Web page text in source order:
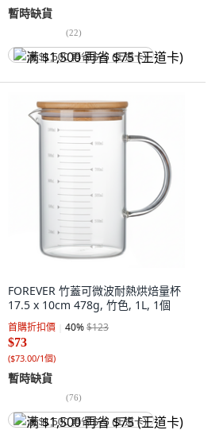
暫時缺貨
(22)
满 $1,500 再省 $75 (王道卡)
FOREVER 竹蓋可微波耐熱烘焙量杯
17.5 x 10cm 478g, 竹色, 1L, 1個
首購折扣價 40%$123
$73
($73.00/1個)
暫時缺貨
(76)
满 $1,500 再省 $75 (王道卡)